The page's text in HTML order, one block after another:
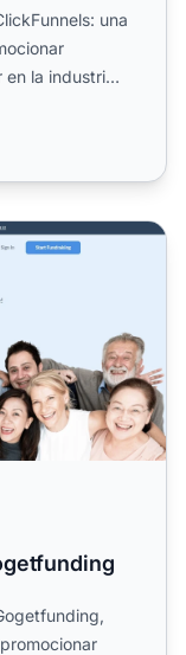
una
la industria